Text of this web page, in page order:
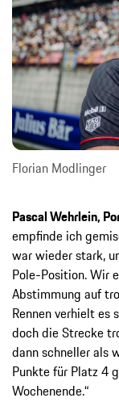
Florian Modlinger
Pascal Wehrlein,
empfinde ich
war wieder stark,
Pole-Position. Wir
Abstimmung auf
Rennen verhielt es
doch die Strecke
dann schneller als
Punkte für Platz 4
Wochenende.“